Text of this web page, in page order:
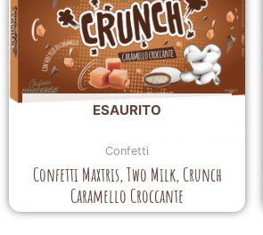
ESAURITO
Confetti
Confetti Maxtris, Two Milk, Crunch
Caramello Croccante